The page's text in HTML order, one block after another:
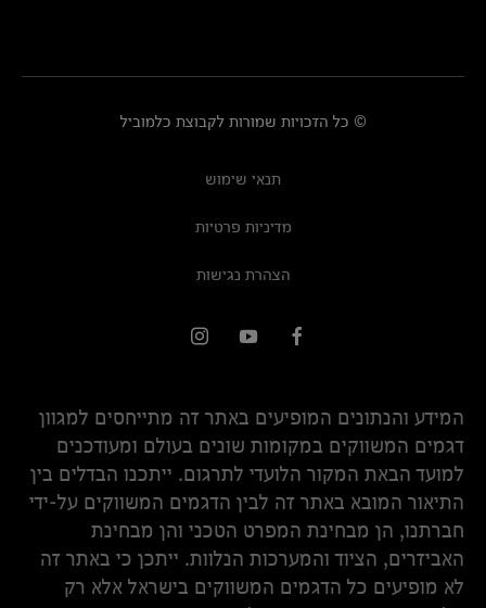
© כל הזכויות שמורות לקבוצת כלמוביל
תנאי שימוש
מדיניות פרטיות
הצהרת נגישות
המידע והנתונים המופיעים באתר זה מתייחסים למגוון
דגמים המשווקים במקומות שונים בעולם ומעודכנים
למועד הבאת המקור הלועדי לתרגום. ייתכנו הבדלים בין
התיאור המובא באתר זה לבין הדגמים המשווקים על-ידי
חברתנו, הן מבחינת המפרט הטכני והן מבחינת
האביזרים, הציוד והמערכות הנלוות. ייתכן כי באתר זה
לא מופיעים כל הדגמים המשווקים בישראל אלא רק